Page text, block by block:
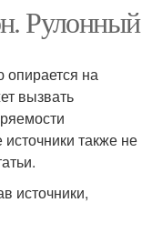
Рулонный
опирается на
вызвать
также не
источники,